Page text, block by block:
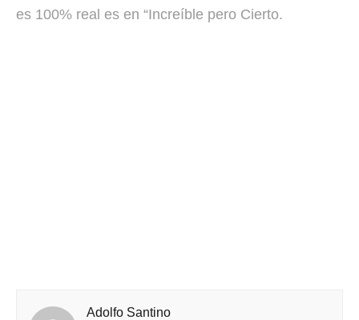
es 100% real es en “Increíble pero Cierto.
Adolfo Santino